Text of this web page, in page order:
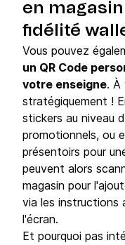
en
fidélité
Vous pouvez
un QR Code
votre enseigne. À
stratégiquement !
stickers au niveau
promotionnels, ou
présentoirs pour
peuvent alors
magasin pour
via les instructions
l'écran.
Et pourquoi pas